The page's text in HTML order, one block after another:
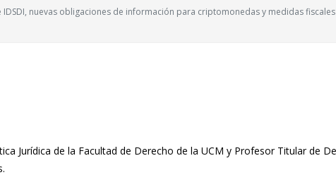
nuevas obligaciones de información para criptomonedas y medidas
Jurídica de la Facultad de Derecho de la UCM y Profesor Titular de